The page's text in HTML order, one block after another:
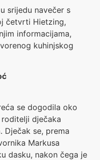
srijedu navečer s
četvrti Hietzing,
informacijama,
kuhinjskog
se dogodila oko
dječaka
Dječak se, prema
Markusa
dasku, nakon čega je